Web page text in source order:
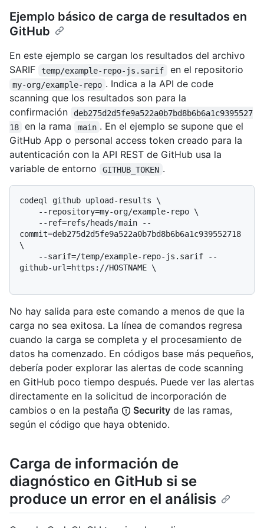
Ejemplo básico de carga de resultados en
GitHub
En este ejemplo se cargan los resultados del archivo
SARIF
temp/example-repo-js.sarif en el repositorio
my-org/example-repo . Indica a la API de code
scanning que los resultados son para la
confirmación
deb275d2d5fe9a522a0b7bd8b6b6a1c9395527
18
en la rama main . En el ejemplo se supone que el
GitHub App o personal access token creado para la
autenticación con la API REST de GitHub usa la
variable de entorno
GITHUB_TOKEN .
codeql github upload-results \
commit=deb275d2d5fe9a522a0b7bd8b6b6a1c939552718
\
github-url=https://HOSTNAME \
No hay salida para este comando a menos de que la
carga no sea exitosa. La línea de comandos regresa
cuando la carga se completa y el procesamiento de
datos ha comenzado. En códigos base más pequeños,
debería poder explorar las alertas de code scanning
en GitHub poco tiempo después. Puede ver las alertas
directamente en la solicitud de incorporación de
cambios o en la pestaña
Security de las ramas,
según el código que haya obtenido.
Carga de información de
diagnóstico en GitHub si se
produce un error en el análisis